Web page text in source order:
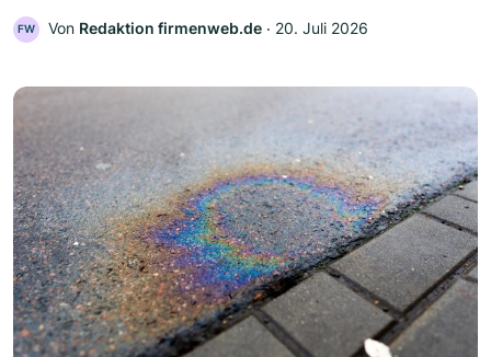
FW Von Redaktion firmenweb.de ‧ 20. Juli 2026